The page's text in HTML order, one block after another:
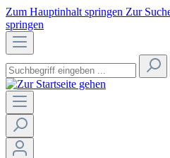
Zum Hauptinhalt springen Zur
springen